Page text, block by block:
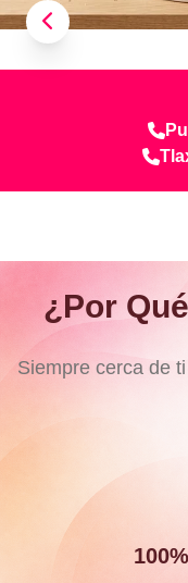
¿Por
Siempre cerca de